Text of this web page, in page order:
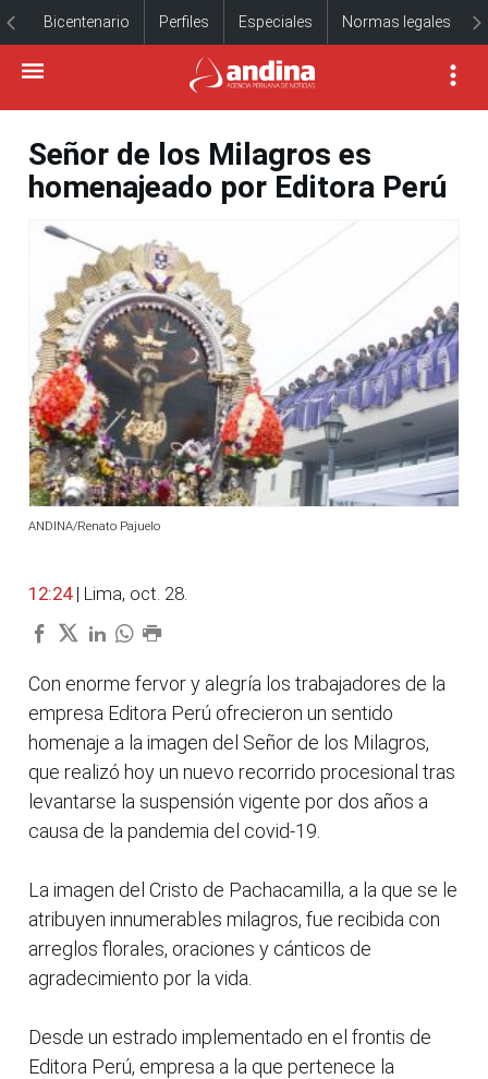
Bicentenario Perfiles Especiales Normas legales
Señor de los Milagros es
homenajeado por Editora Perú
ANDINA/Renato Pajuelo
12:24 | Lima, oct. 28.
Con enorme fervor y alegría los trabajadores de la
empresa Editora Perú ofrecieron un sentido
homenaje a la imagen del Señor de los Milagros,
que realizó hoy un nuevo recorrido procesional tras
levantarse la suspensión vigente por dos años a
causa de la pandemia del covid-19.
La imagen del Cristo de Pachacamilla, a la que se le
atribuyen innumerables milagros, fue recibida con
arreglos florales, oraciones y cánticos de
agradecimiento por la vida.
Desde un estrado implementado en el frontis de
Editora Perú, empresa a la que pertenece la